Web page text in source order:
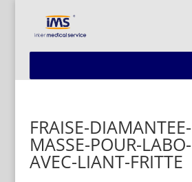
FRAISE-
MASSE-POUR-
AVEC-LIANT-FRITTE